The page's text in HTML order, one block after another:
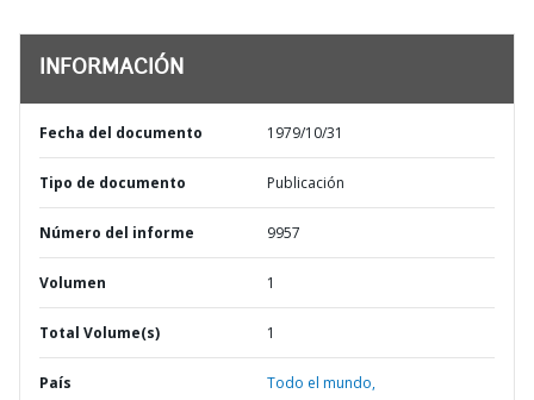
INFORMACIÓN
Fecha del documento 1979/10/31
Tipo de documento Publicación
Número del informe 9957
Volumen 1
Total Volume(s) 1
País Todo el mundo,